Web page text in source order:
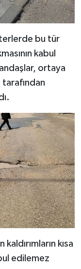
bu tür
kabul
ortaya
tarafından
kısa
edilemez